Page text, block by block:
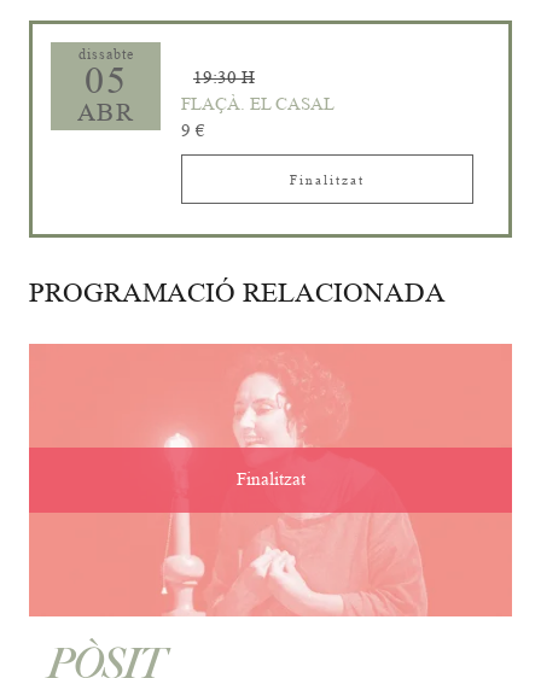
dissabte
05
ABR
19:30 H
FLAÇÀ. EL CASAL
9 €
Finalitzat
PROGRAMACIÓ RELACIONADA
Finalitzat
PÒSIT